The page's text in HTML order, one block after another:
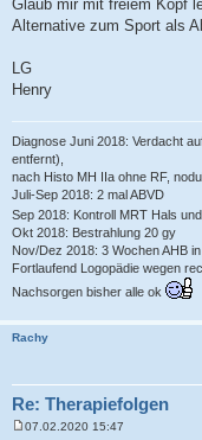
g
Glaub mir mit freiem Kopf
Alternative zum Sport als
LG
Henry
Diagnose Juni 2018: Verdacht
entfernt),
nach Histo MH IIa ohne RF,
Juli-Sep 2018: 2 mal ABVD
Sep 2018: Kontroll MRT Hals
Okt 2018: Bestrahlung 20 gy
Nov/Dez 2018: 3 Wochen AHB
Fortlaufend Logopädie wegen
Nachsorgen bisher alle ok
Rachy
Re: Therapiefolgen
07.02.2020 15:47